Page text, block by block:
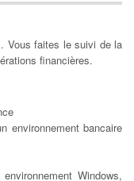
Vous faites le suivi de la
financières.
environnement bancaire
Windows,